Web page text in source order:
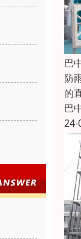
巴
防
的
巴
24-